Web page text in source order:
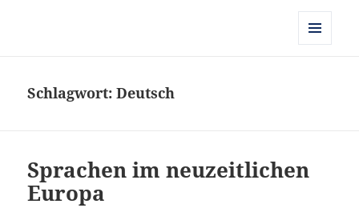
Schlagwort:Deutsch
Sprachen im neuzeitlichen
Europa